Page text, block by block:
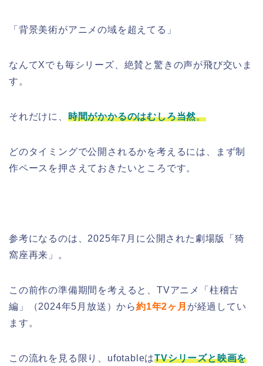
「背景美術がアニメの域を超えてる」
なんてXでも毎シリーズ、絶賛と驚きの声が飛び交いま
す。
それだけに、 時間がかかるのはむしろ当然。
どのタイミングで公開されるかを考えるには、まず制
作ペースを押さえておきたいところです。
参考になるのは、2025年7月に公開された劇場版「猗
窩座再来」。
この前作の準備期間を考えると、TVアニメ「柱稽古
編」（2024年5月放送）から約1年2ヶ月 が経過してい
ます。
この流れを見る限り、ufotableはTVシリーズと映画を